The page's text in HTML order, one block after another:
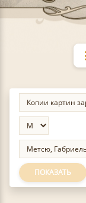
ПОКАЗАТЬ